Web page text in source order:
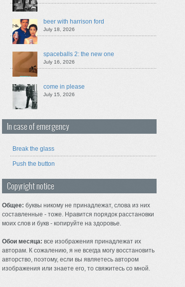
beer with harrison ford
July 18, 2026
spaceballs 2: the new one
July 16, 2026
come in please
July 15, 2026
In case of emergency
Break the glass
Push the button
Copyright notice
Общее: буквы никому не принадлежат, слова из них
составленные - тоже. Нравится порядок расстановки
моих слов и букв - копируйте на здоровье.
Обои месяца: все изображения принадлежат их
авторам. К сожалению, я не всегда могу восстановить
авторство, поэтому, если вы являетесь автором
изображения или знаете его, то свяжитесь со мной.